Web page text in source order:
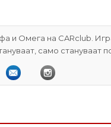
и Омега на CARclub.
само стануваат